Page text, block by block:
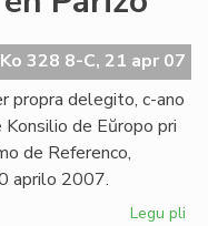
328 8-C, 21 apr 07
propra delegito, c-ano
de Eŭropo pri
de Referenco,
aprilo 2007.
Legu pli